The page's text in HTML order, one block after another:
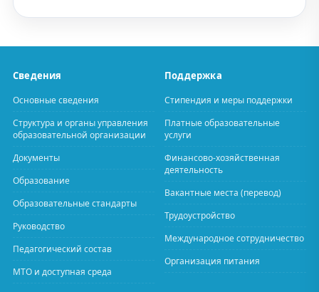
Сведения
Основные сведения
Структура и органы управления
образовательной организации
Документы
Образование
Образовательные стандарты
Руководство
Педагогический состав
МТО и доступная среда
Поддержка
Стипендия и меры поддержки
Платные образовательные
услуги
Финансово-хозяйственная
деятельность
Вакантные места (перевод)
Трудоустройство
Международное сотрудничество
Организация питания